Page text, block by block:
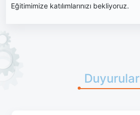
Eğitimimize katılımlarınızı bekliyoruz.
Duyurular